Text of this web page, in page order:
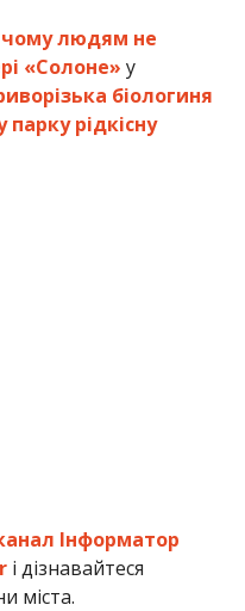
чому людям не
«Солоне» у
біологиня
рідкісну
Інформатор
і дізнавайтеся
міста.